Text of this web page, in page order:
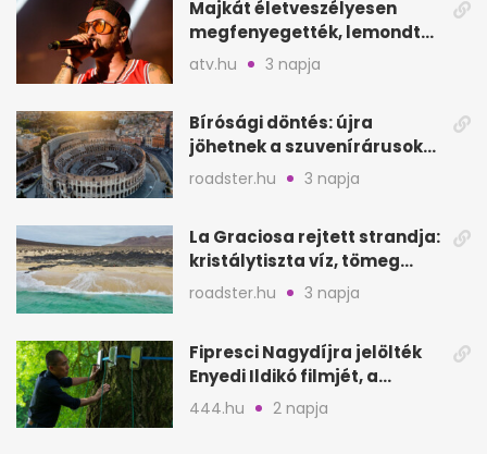
Majkát életveszélyesen
megfenyegették, lemondta
a sepsiszentgyörgyi
atv.hu 3 napja
Bírósági döntés: újra
jöhetnek a szuvenírárusok
Európa ikonikus helyére
roadster.hu 3 napja
La Graciosa rejtett strandja:
kristálytiszta víz, tömeg
nélkül
roadster.hu 3 napja
Fipresci Nagydíjra jelölték
Enyedi Ildikó filmjét, a
Csendes barátot
444.hu 2 napja